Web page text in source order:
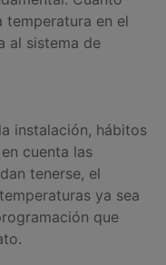
temperatura en el
al sistema de
instalación, hábitos
cuenta las
tenerse, el
ya sea
que